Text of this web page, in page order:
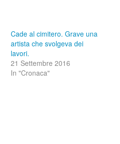
Cade al cimitero. Grave una
artista che svolgeva dei
lavori.
21 Settembre 2016
In "Cronaca"